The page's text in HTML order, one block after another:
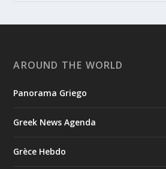
AROUND THE WORLD
Panorama Griego
Greek News Agenda
Grèce Hebdo